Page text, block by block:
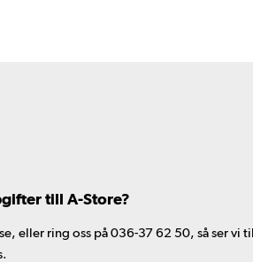
till A-Store?
eller ring oss på 036-37 62 50, så ser vi till